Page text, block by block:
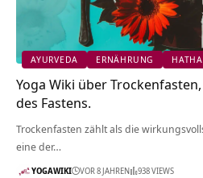
AYURVEDA ERNÄHRUNG
Yoga Wiki über
des Fastens.
Trockenfasten zählt als die
eine der…
YOGAWIKI VOR 8 JAHREN 938 VIEWS